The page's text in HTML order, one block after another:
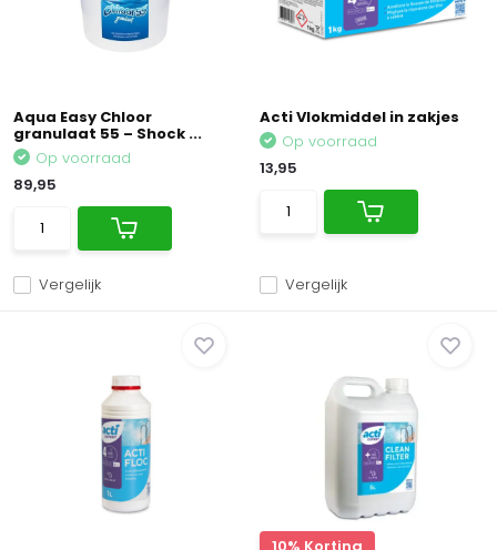
Aqua Easy Chloor
granulaat 55 – Shock ...
Vergelijk
Op voorraad
89,95
Acti Vlokmiddel in zakjes
Vergelijk
Op voorraad
13,95